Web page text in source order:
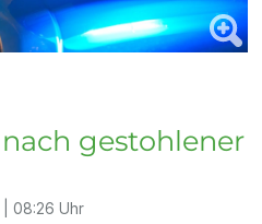
gestohlener
| 08:26 Uhr